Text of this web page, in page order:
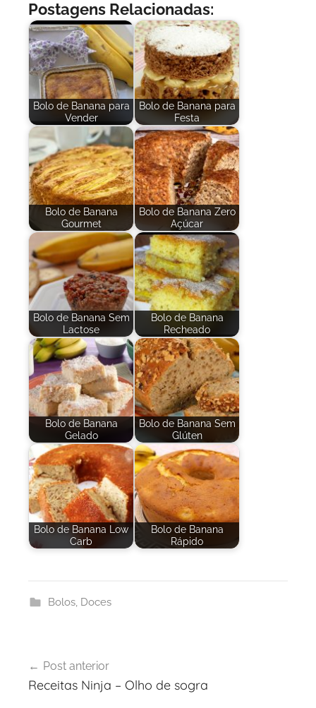
Postagens Relacionadas:
Bolo de Banana para
Vender
Bolo de Banana para
Festa
Bolo de Banana
Gourmet
Bolo de Banana Zero
Açúcar
Bolo de Banana Sem
Lactose
Bolo de Banana
Recheado
Bolo de Banana
Gelado
Bolo de Banana Sem
Glúten
Bolo de Banana Low
Carb
Bolo de Banana
Rápido
Bolos, Doces
de
Post anterior
Receitas Ninja – Olho de sogra